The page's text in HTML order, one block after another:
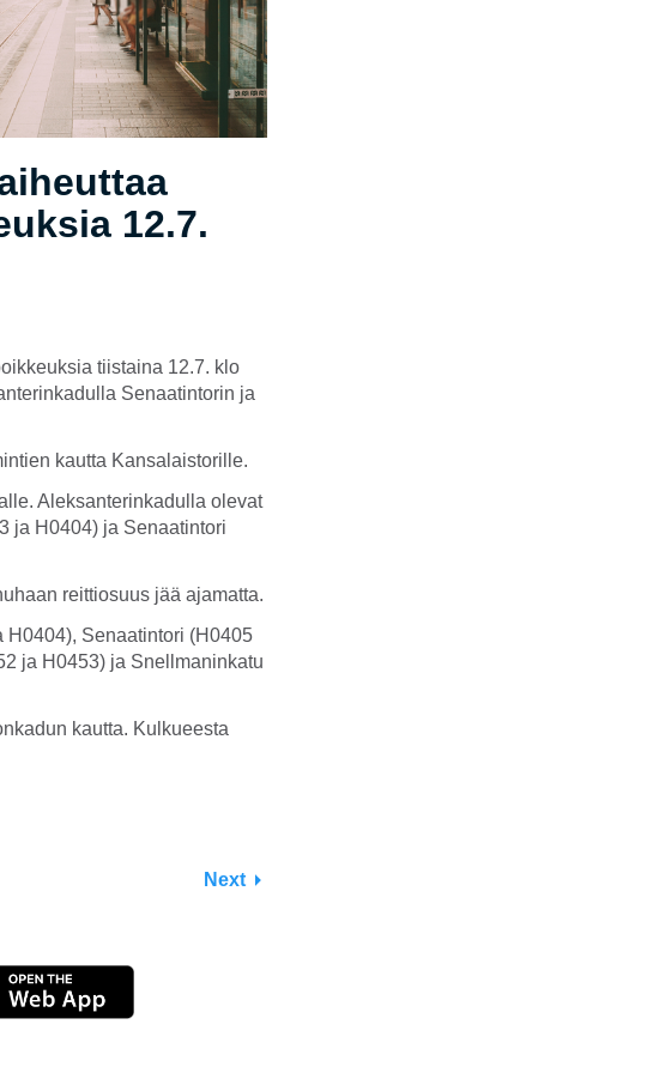
12.7.
tiistaina 12.7. klo
Senaatintorin ja
kautta Kansalaistorille.
Aleksanterinkadulla olevat
ja H0404) ja Senaatintori
reittiosuus jää ajamatta.
H0404), Senaatintori (H0405
ja H0453) ja Snellmaninkatu
kautta. Kulkueesta
Next